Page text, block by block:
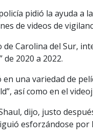
pidió la ayuda a
de videos de
Carolina del Sur,
de 2020 a 2022.
una variedad de
así como en el
dijo, justo
esforzándose por